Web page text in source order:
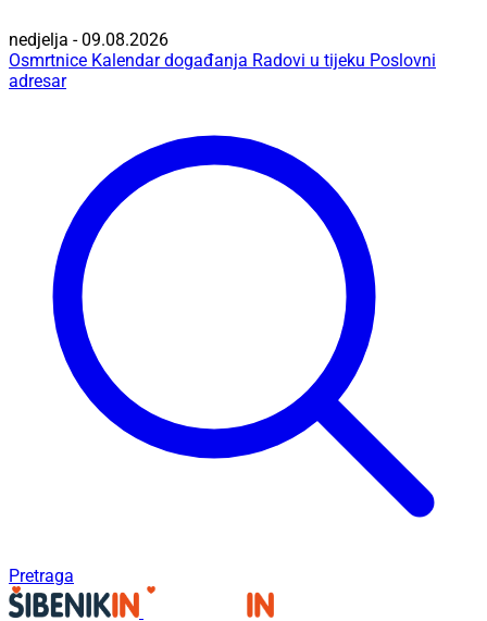
nedjelja - 09.08.2026
Osmrtnice Kalendar događanja Radovi u tijeku Poslovni
adresar
Pretraga